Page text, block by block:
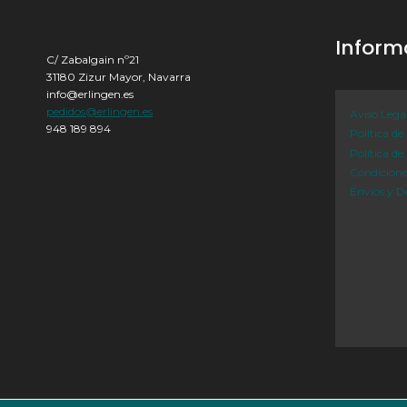
C/ Zabalgain nº21
31180 Zizur Mayor, Navarra
info@erlingen.es
pedidos@erlingen.es
948 189 894
Aviso Legal
Política de
Política de
Envíos y